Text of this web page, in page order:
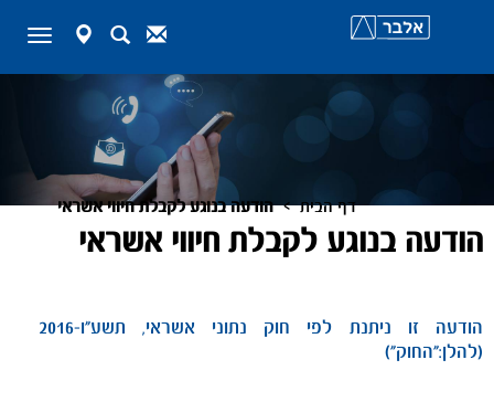
Togglemap-
marker
SearchContact
הודעה בנוגע לקבלת חיווי אשראי
דף הבית > הודעה בנוגע לקבלת חיווי אשראי
הודעה זו ניתנת לפי חוק נתוני אשראי, תשע"ו-2016
(להלן:"החוק")